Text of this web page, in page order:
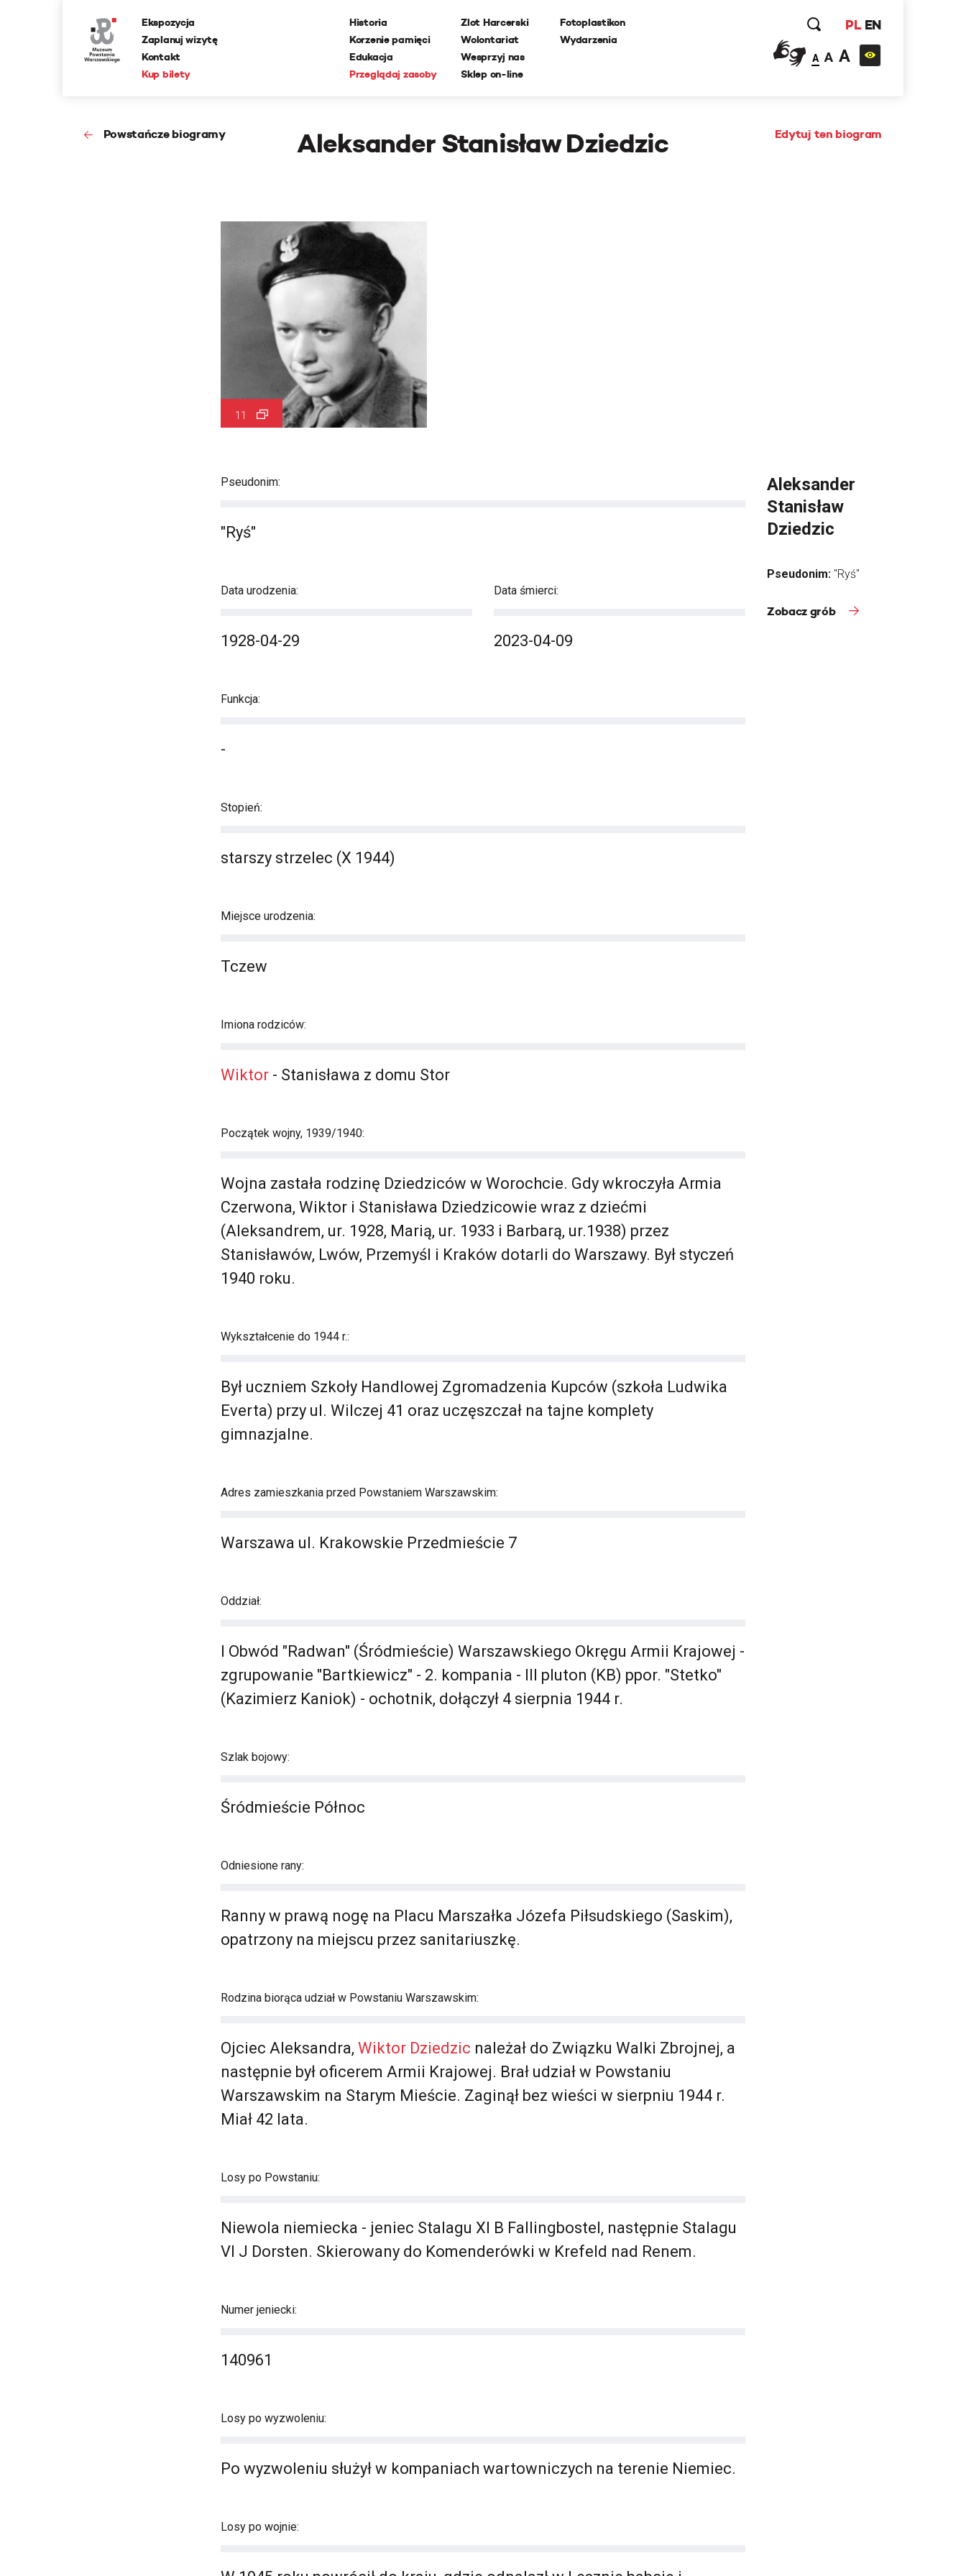
Ekspozycja
Zaplanuj wizytę
Kontakt
Kup bilety
Historia
Korzenie pamięci
Edukacja
Przeglądaj zasoby
Zlot Harcerski
Wolontariat
Wesprzyj nas
Sklep on-line
Fotoplastikon
Wydarzenia
PL EN
A A A
Powstańcze biogramy Edytuj ten biogram
Aleksander Stanisław Dziedzic
11
Pseudonim:
"Ryś"
Data urodzenia:
1928-04-29
Data śmierci:
2023-04-09
Funkcja:
-
Stopień:
starszy strzelec (X 1944)
Miejsce urodzenia:
Tczew
Imiona rodziców:
Wiktor - Stanisława z domu Stor
Początek wojny, 1939/1940:
Wojna zastała rodzinę Dziedziców w Worochcie. Gdy wkroczyła Armia
Czerwona, Wiktor i Stanisława Dziedzicowie wraz z dziećmi
(Aleksandrem, ur. 1928, Marią, ur. 1933 i Barbarą, ur.1938) przez
Stanisławów, Lwów, Przemyśl i Kraków dotarli do Warszawy. Był styczeń
1940 roku.
Wykształcenie do 1944 r.:
Był uczniem Szkoły Handlowej Zgromadzenia Kupców (szkoła Ludwika
Everta) przy ul. Wilczej 41 oraz uczęszczał na tajne komplety
gimnazjalne.
Adres zamieszkania przed Powstaniem Warszawskim:
Warszawa ul. Krakowskie Przedmieście 7
Oddział:
I Obwód "Radwan" (Śródmieście) Warszawskiego Okręgu Armii Krajowej -
zgrupowanie "Bartkiewicz" - 2. kompania - III pluton (KB) ppor. "Stetko"
(Kazimierz Kaniok) - ochotnik, dołączył 4 sierpnia 1944 r.
Szlak bojowy:
Śródmieście Północ
Odniesione rany:
Ranny w prawą nogę na Placu Marszałka Józefa Piłsudskiego (Saskim),
opatrzony na miejscu przez sanitariuszkę.
Rodzina biorąca udział w Powstaniu Warszawskim:
Ojciec Aleksandra, Wiktor Dziedzic należał do Związku Walki Zbrojnej, a
następnie był oficerem Armii Krajowej. Brał udział w Powstaniu
Warszawskim na Starym Mieście. Zaginął bez wieści w sierpniu 1944 r.
Miał 42 lata.
Losy po Powstaniu:
Niewola niemiecka - jeniec Stalagu XI B Fallingbostel, następnie Stalagu
VI J Dorsten. Skierowany do Komenderówki w Krefeld nad Renem.
Numer jeniecki:
140961
Losy po wyzwoleniu:
Po wyzwoleniu służył w kompaniach wartowniczych na terenie Niemiec.
Losy po wojnie:
Aleksander
Stanisław
Dziedzic
Pseudonim: "Ryś"
Zobacz grób